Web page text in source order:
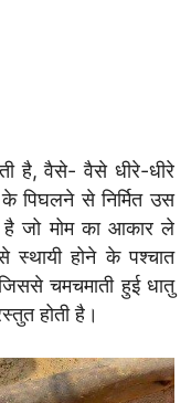
है, वैसे- वैसे धीरे-धीरे
पिघलने से निर्मित उस
है जो मोम का आकार ले
होने के पश्चात
चमचमाती हुई धातु
होती है।